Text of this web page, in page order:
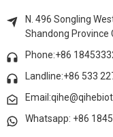
N. 496 Songling
Shandong Province
Phone:+86
Landline:+86 533
Whatsapp: +86